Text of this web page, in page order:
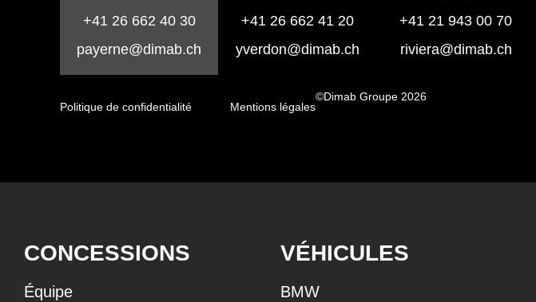
+41 26 662 40 30
payerne@dimab.ch
+41 26 662 41 20
yverdon@dimab.ch
+41 21 943 00 70
riviera@dimab.ch
Politique de confidentialité Mentions légales
©Dimab Groupe 2026
CONCESSIONS
Équipe
VÉHICULES
BMW